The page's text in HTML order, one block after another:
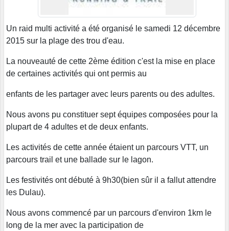
Un raid multi activité a été organisé le samedi 12 décembre
2015 sur la plage des trou d'eau.
La nouveauté de cette 2ème édition c'est la mise en place
de certaines activités qui ont permis au
enfants de les partager avec leurs parents ou des adultes.
Nous avons pu constituer sept équipes composées pour la
plupart de 4 adultes et de deux enfants.
Les activités de cette année étaient un parcours VTT, un
parcours trail et une ballade sur le lagon.
Les festivités ont débuté à 9h30(bien sûr il a fallut attendre
les Dulau).
Nous avons commencé par un parcours d'environ 1km le
long de la mer avec la participation de